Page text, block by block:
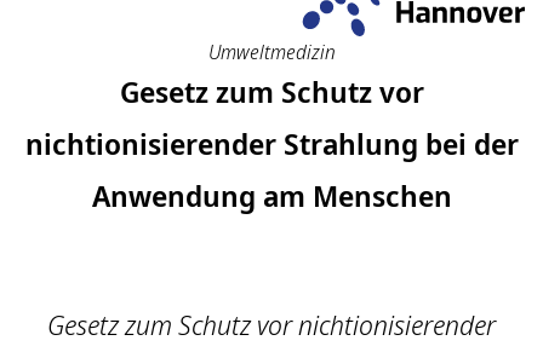
Umweltmedizin
Gesetz zum Schutz vor
nichtionisierender Strahlung bei der
Anwendung am Menschen
Gesetz zum Schutz vor nichtionisierender